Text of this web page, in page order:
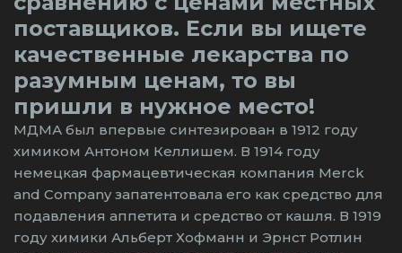
поставщиков. Если вы ищете
качественные лекарства по
разумным ценам, то вы
пришли в нужное место!
МДМА был впервые синтезирован в 1912 году
химиком Антоном Келлишем. В 1914 году
немецкая фармацевтическая компания Merck
and Company запатентовала его как средство для
подавления аппетита и средство от кашля. В 1919
году химики Альберт Хофманн и Эрнст Ротлин